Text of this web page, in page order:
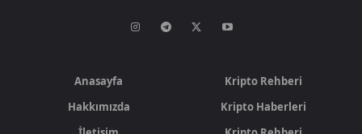
Anasayfa
Hakkımızda
Kripto Rehberi
Kripto Haberleri